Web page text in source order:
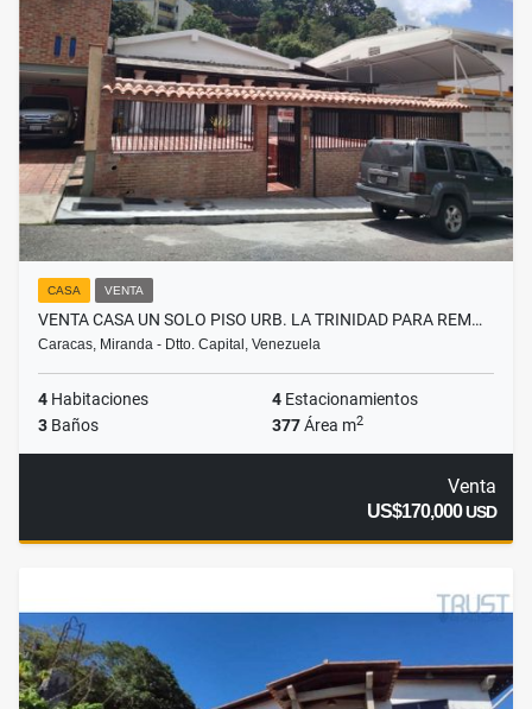
CASA VENTA
VENTA CASA UN SOLO PISO URB. LA TRINIDAD PARA REM…
Caracas, Miranda - Dtto. Capital, Venezuela
4 Habitaciones 4 Estacionamientos
3 Baños 377Área m2
Venta
US$170,000USD